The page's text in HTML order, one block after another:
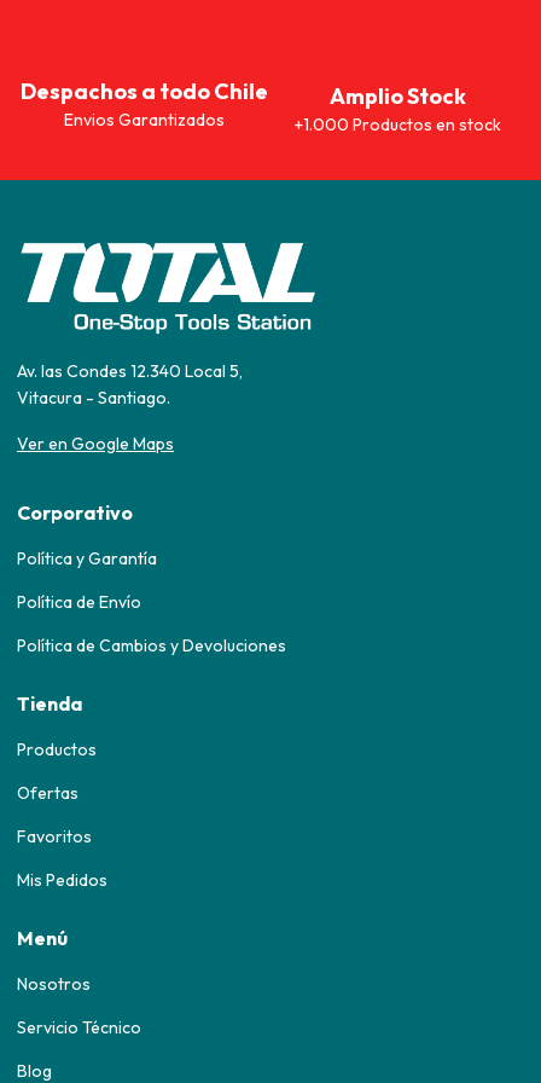
Despachos a todo Chile
Envios Garantizados
Amplio Stock
+1.000 Productos en stock
Av. las Condes 12.340 Local 5,
Vitacura - Santiago.
Ver en Google Maps
Corporativo
Política y Garantía
Política de Envío
Política de Cambios y Devoluciones
Tienda
Productos
Ofertas
Favoritos
Mis Pedidos
Menú
Nosotros
Servicio Técnico
Blog